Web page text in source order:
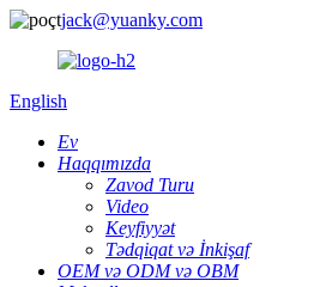
jack@yuanky.com
English
Ev
Haqqımızda
Zavod Turu
Video
Keyfiyyət
Tədqiqat və İnkişaf
OEM və ODM və OBM